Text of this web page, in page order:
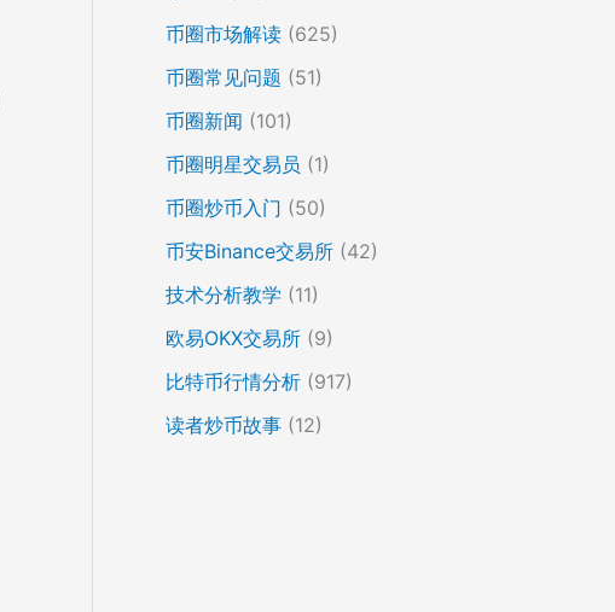
币圈市场解读 (625)
币圈常见问题 (51)
币圈新闻 (101)
币圈明星交易员 (1)
币圈炒币入门 (50)
币安Binance交易所 (42)
技术分析教学 (11)
欧易OKX交易所 (9)
比特币行情分析 (917)
读者炒币故事 (12)